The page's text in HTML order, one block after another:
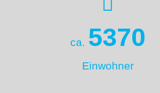
ca. 5370
Einwohner